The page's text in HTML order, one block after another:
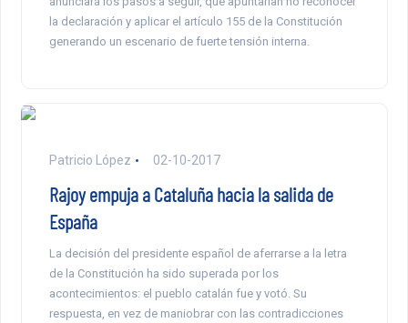
la declaración y aplicar el artículo 155 de la Constitución
generando un escenario de fuerte tensión interna.
Patricio López 02-10-2017
Rajoy empuja a Cataluña hacia la salida de
España
La decisión del presidente español de aferrarse a la letra
de la Constitución ha sido superada por los
acontecimientos: el pueblo catalán fue y votó. Su
respuesta, en vez de maniobrar con las contradicciones